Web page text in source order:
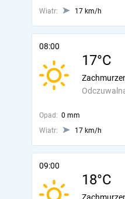
Wiatr: 17 km/h
08:00
17°C
Opad: 0 mm
Wiatr:
17 km/h
09:00
18°C